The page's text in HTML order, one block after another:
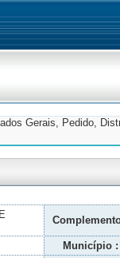
Gerais, Pedido,
Município :